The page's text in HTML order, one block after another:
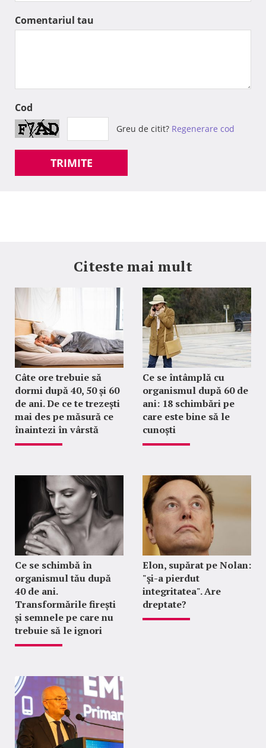
Comentariul tau
Cod
Greu de citit? Regenerare cod
TRIMITE
Citeste mai mult
Câte ore trebuie să
dormi după 40, 50 și 60
de ani. De ce te trezești
mai des pe măsură ce
înaintezi în vârstă
Ce se întâmplă cu
organismul după 60 de
ani: 18 schimbări pe
care este bine să le
cunoști
Ce se schimbă în
organismul tău după
40 de ani.
Transformările firești
și semnele pe care nu
trebuie să le ignori
Elon, supărat pe Nolan:
"şi-a pierdut
integritatea". Are
dreptate?